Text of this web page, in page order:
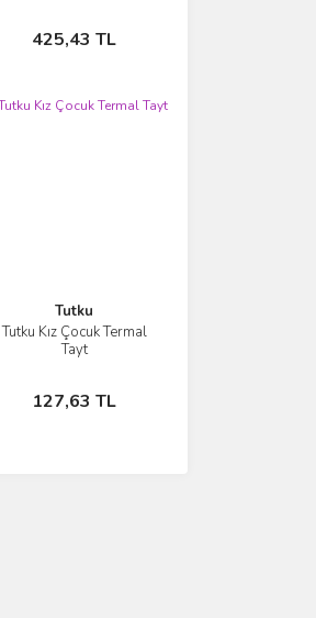
425,43 TL
Sepete Ekle
Tutku
Tutku Kız Çocuk Termal
Tayt
127,63 TL
İncele
Sepete Ekle